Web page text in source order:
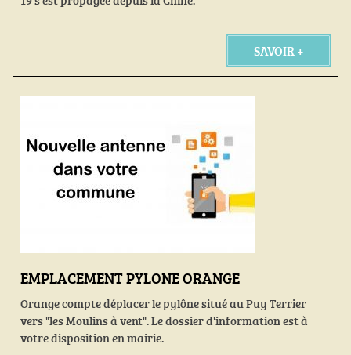
SAVOIR +
EMPLACEMENT PYLONE ORANGE
Orange compte déplacer le pylône situé au Puy Terrier
vers "les Moulins à vent". Le dossier d'information est à
votre disposition en mairie.